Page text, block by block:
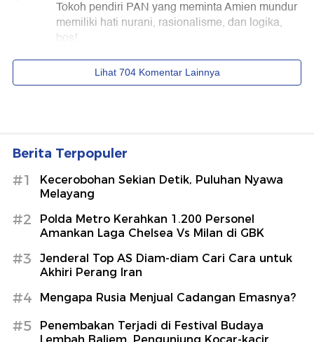
Berita Terpopuler
#1
Kecerobohan Sekian Detik, Puluhan Nyawa
Melayang
#2
Polda Metro Kerahkan 1.200 Personel
Amankan Laga Chelsea Vs Milan di GBK
#3
Jenderal Top AS Diam-diam Cari Cara untuk
Akhiri Perang Iran
#4 Mengapa Rusia Menjual Cadangan Emasnya?
#5
Penembakan Terjadi di Festival Budaya